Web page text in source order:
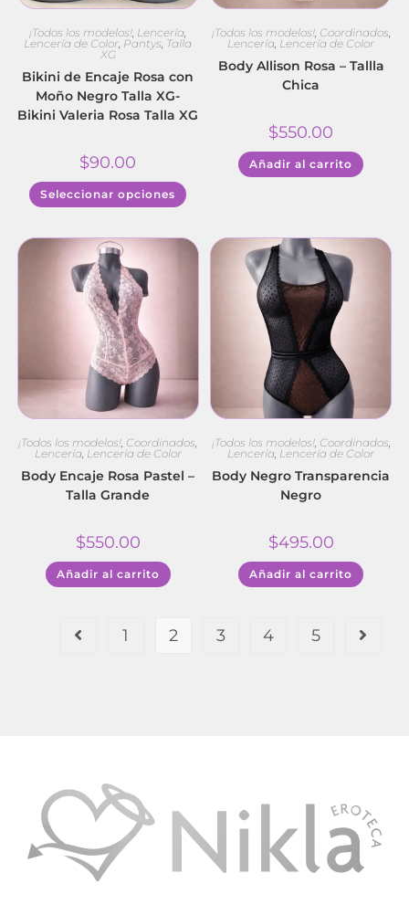
¡Todos los modelos!, Lencería,
Lencería de Color, Pantys, Talla
XG
Bikini de Encaje Rosa con
Moño Negro Talla XG-
Bikini Valeria Rosa Talla XG
$90.00
Seleccionar opciones
¡Todos los modelos!, Coordinados,
Lencería, Lencería de Color
Body Allison Rosa – Tallla
Chica
$550.00
Añadir al carrito
¡Todos los modelos!, Coordinados,
Lencería, Lencería de Color
Body Encaje Rosa Pastel –
Talla Grande
$550.00
Añadir al carrito
¡Todos los modelos!, Coordinados,
Lencería, Lencería de Color
Body Negro Transparencia
Negro
$495.00
Añadir al carrito
1 2 3 4 5